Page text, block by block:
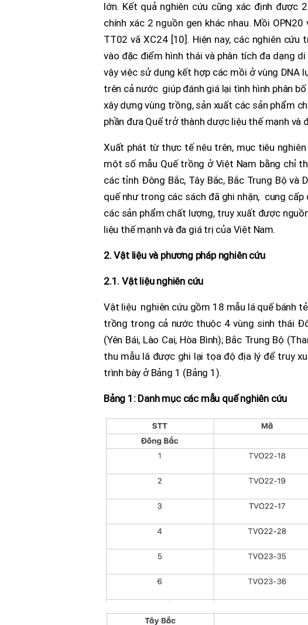
lớn. Kết quả nghiên cứu cũng xác định được
chính xác 2 nguồn gen khác nhau. Mồi OPN20
TT02 vã XC24 [10]. Hiện nay, các nghiên
vào đặc điểm hình thái và phân tích đa dạng
vậy việc sử dụng kết hợp các mồi ở vùng DNA
trên cả nước giúp đánh giá lại tình hình phân
xây dựng vùng trồng, sản xuất các sản phẩm
phần đưa Quế trở thành dược liệu thế mạnh và
Xuất phát từ thực tế nêu trên, mục tiêu
một số mẫu Quế trồng ở Việt Nam bằng chỉ
các tỉnh Đông Bắc, Tây Bắc, Bắc Trung Bộ
quế như trong các sách đã ghi nhận, cung
các sản phẩm chất lượng, truy xuất được
liệu thế mạnh và đa giá trị của Việt Nam.
2. Vật liệu và phương pháp nghiên cứu
2.1. Vật liệu nghiên cứu
Vật liệu nghiên cứu gồm 18 mẫu lá quế bánh
trồng trong cả nước thuộc 4 vùng sinh thái
(Yên Bái, Lào Cai, Hòa Bình); Bắc Trung Bộ
thu mẫu lá được ghi lại tọa độ địa lý để truy
trình bày ở Bảng 1 (Bảng 1).
Bảng 1: Danh mục các mẫu quế nghiên cứu